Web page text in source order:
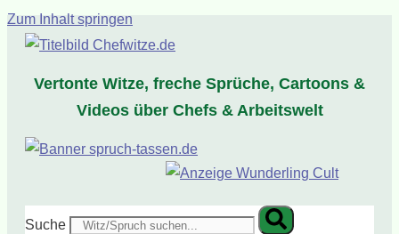
Zum Inhalt springen
Vertonte Witze, freche Sprüche, Cartoons &
Videos über Chefs & Arbeitswelt
Suche